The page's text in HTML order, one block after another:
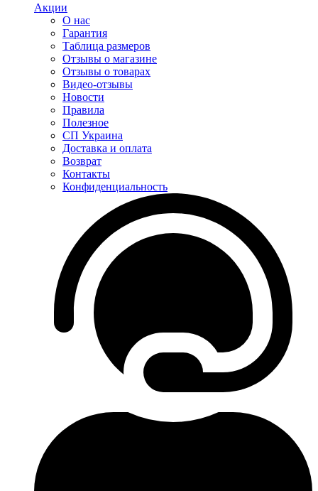
Акции
О нас
Гарантия
Таблица размеров
Отзывы о магазине
Отзывы о товарах
Видео-отзывы
Новости
Правила
Полезное
СП Украина
Доставка и оплата
Возврат
Контакты
Конфиденциальность